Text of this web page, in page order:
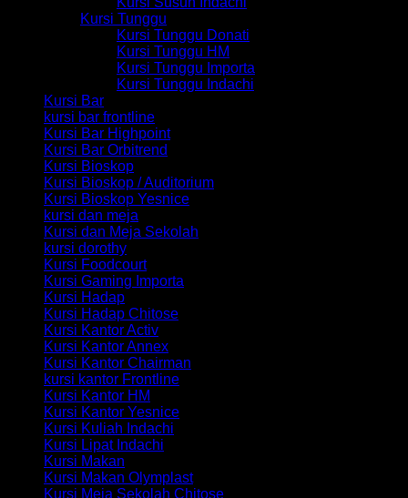
Kursi Tunggu
Kursi Tunggu Donati
Kursi Tunggu HM
Kursi Tunggu Importa
Kursi Tunggu Indachi
Kursi Bar
kursi bar frontline
Kursi Bar Highpoint
Kursi Bar Orbitrend
Kursi Bioskop
Kursi Bioskop / Auditorium
Kursi Bioskop Yesnice
kursi dan meja
Kursi dan Meja Sekolah
kursi dorothy
Kursi Foodcourt
Kursi Gaming Importa
Kursi Hadap
Kursi Hadap Chitose
Kursi Kantor Activ
Kursi Kantor Annex
Kursi Kantor Chairman
kursi kantor Frontline
Kursi Kantor HM
Kursi Kantor Yesnice
Kursi Kuliah Indachi
Kursi Lipat Indachi
Kursi Makan
Kursi Makan Olymplast
Kursi Meja Sekolah Chitose